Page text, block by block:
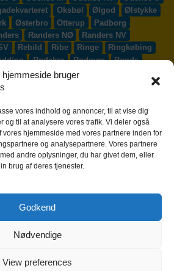
hjemmeside bruger
vores indhold og annoncer, til at vise dig
og til at analysere vores trafik. Vi deler også
hjemmeside med vores partnere inden for
og analysepartnere. Vores partnere
andre oplysninger, du har givet dem, eller
brug af deres tjenester.
Godkend
Nødvendige
View preferences
Oksbøl Ølgod
Ølstykke
Østerbro Otterup
Padborg
Randers NØ
Randers NV
Rebild Ribe Ringe
Ringkøbing
Rødekro Rødovre
Rønde
Rudersdal
Rudkøbing
Skævinge Skagen
Skalborg
Skibet Skive Skjern
Skørping
Slangerup Smørum
Smørumnedre
Solrød
Solrød Strand
Sorø Starup Stege
Stenløse
Stoholm
Taastrup
Thurø By Tilst Tinglev
Tjæreborg
Tørring Trige
Vestbjerg Vester Hassing